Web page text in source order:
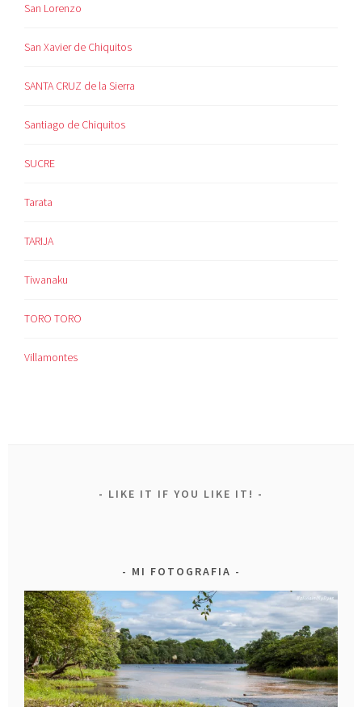
San Lorenzo
San Xavier de Chiquitos
SANTA CRUZ de la Sierra
Santiago de Chiquitos
SUCRE
Tarata
TARIJA
Tiwanaku
TORO TORO
Villamontes
LIKE IT IF YOU LIKE IT!
MI FOTOGRAFIA